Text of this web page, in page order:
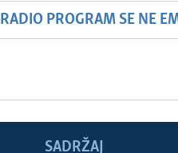
RADIO PROGRAM SE NE
SADRŽAJ